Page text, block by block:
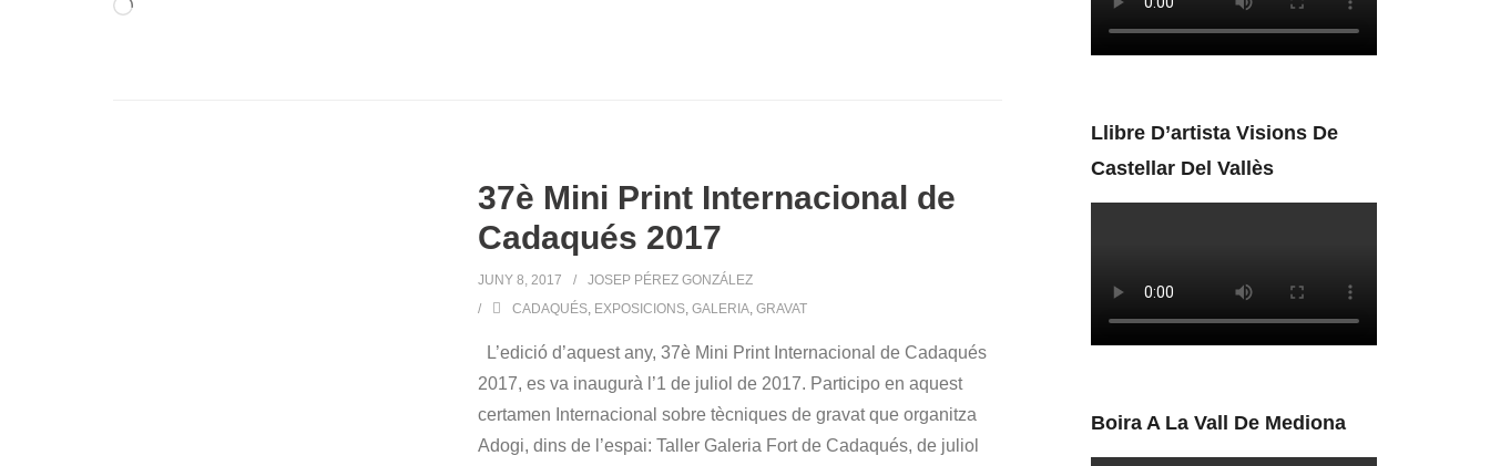
S'està
37è Mini Print Internacional de
Cadaqués 2017
JUNY 8, 2017
JOSEP PÉREZ GONZÁLEZ
CADAQUÉS, EXPOSICIONS,GALERIA,GRAVAT
L’edició d’aquest any, 37è Mini Print Internacional de Cadaqués
2017, es va inaugurà l’1 de juliol de 2017. Participo en aquest
certamen Internacional sobre tècniques de gravat que organitza
Adogi, dins de l’espai: Taller Galeria Fort de Cadaqués, de juliol
Llibre D’artista Visions De
Castellar Del Vallès
Boira A La Vall De Mediona